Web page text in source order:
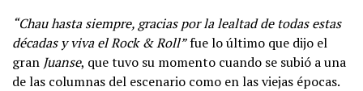
“Chau hasta siempre, gracias por la lealtad de todas estas
décadas y viva el Rock & Roll”fue lo último que dijo el
gran Juanse, que tuvo su momento cuando se subió a una
de las columnas del escenario como en las viejas épocas.